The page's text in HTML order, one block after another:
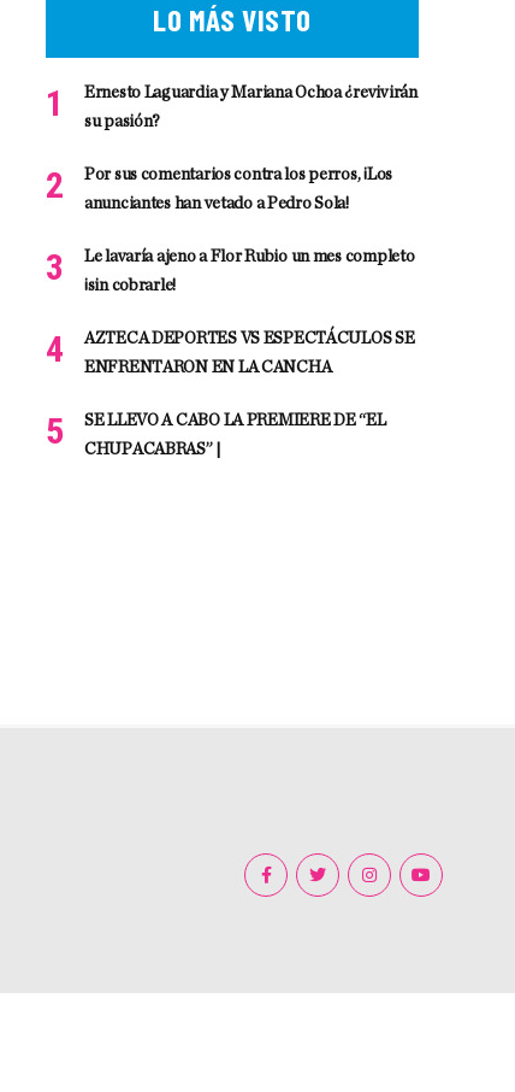
LO MÁS VISTO
Ernesto Laguardia y Mariana Ochoa ¿revivirán
su pasión?
Por sus comentarios contra los perros, ¡Los
anunciantes han vetado a Pedro Sola!
Le lavaría ajeno a Flor Rubio un mes completo
¡sin cobrarle!
AZTECA DEPORTES VS ESPECTÁCULOS SE
ENFRENTARON EN LA CANCHA
SE LLEVO A CABO LA PREMIERE DE “EL
CHUPACABRAS” |